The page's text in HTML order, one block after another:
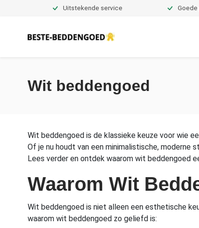
Uitstekende service
Wit beddengoed
Wit beddengoed is de klassieke keuze voor wie
Of je nu houdt van een minimalistische, moderne
Lees verder en ontdek waarom wit beddengoed
Waarom Wit
Wit beddengoed is niet alleen een esthetische
waarom wit beddengoed zo geliefd is: